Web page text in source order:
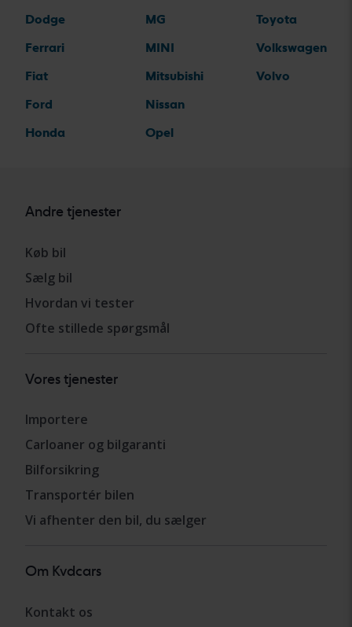
Dodge
Ferrari
Fiat
Ford
Honda
MG
MINI
Mitsubishi
Nissan
Opel
Toyota
Volkswagen
Volvo
Andre tjenester
Køb bil
Sælg bil
Hvordan vi tester
Ofte stillede spørgsmål
Vores tjenester
Importere
Carloaner og bilgaranti
Bilforsikring
Transportér bilen
Vi afhenter den bil, du sælger
Om Kvdcars
Kontakt os